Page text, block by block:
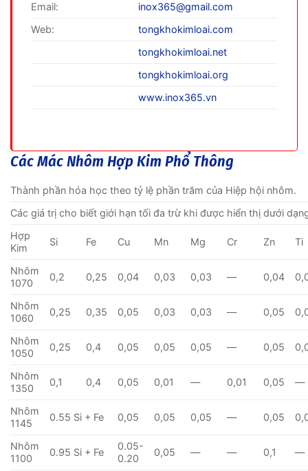
Email:
inox365@gmail.com
Web:
tongkhokimloai.com
tongkhokimloai.net
tongkhokimloai.org
www.inox365.vn
Các Mác Nhôm Hợp Kim Phổ Thông
Thành phần hóa học theo tỷ lệ phần trăm của Hiệp hội nhôm.
Các giá trị cho biết giới hạn tối đa trừ khi được hiển thị dưới
Hợp
Kim
Si Fe Cu Mn Mg Cr Zn Ti
Nhôm
1070
0,2 0,25 0,04 0,03 0,03 — 0,04
Nhôm
1060
0,25 0,35 0,05 0,03 0,03 — 0,05
Nhôm
1050
0,25 0,4 0,05 0,05 0,05 — 0,05
Nhôm
1350
0,1 0,4 0,05 0,01 — 0,01 0,05 —
Nhôm
1145
0.55 Si + Fe 0,05 0,05 0,05 — 0,05
Nhôm
1100
0.95 Si + Fe
0.05-
0.20
0,05 — — 0,1 —